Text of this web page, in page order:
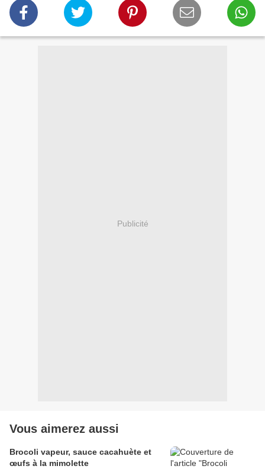
Publicité
Vous aimerez aussi
Brocoli vapeur, sauce cacahuète et
œufs à la mimolette